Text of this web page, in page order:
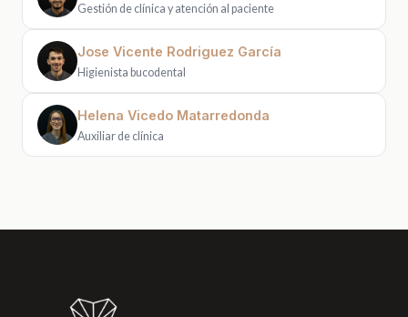
Gestión de clínica y atención al paciente
Jose Vicente Rodriguez García
Higienista bucodental
Helena Vicedo Matarredonda
Auxiliar de clínica